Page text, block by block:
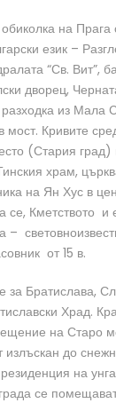
на Прага
език –
“Св. Вит”,
дворец,
из Мала
мост. Кривите
(Стария град)
храм,
на Ян Хус в
се, Кметството и
–
от 15 в.
за Братислава,
Храд.
на Старо
излъскан до
на
се